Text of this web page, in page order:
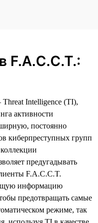
F.A.C.C.T.:
Intelligence (TI),
активности
постоянно
киберпреступных групп
предугадывать
F.A.C.C.T.
информацию
предотвращать самые
режиме, так